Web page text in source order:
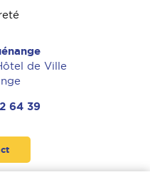
de Ville
64 39